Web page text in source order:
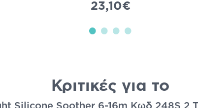
23,10€
Κριτικές για το